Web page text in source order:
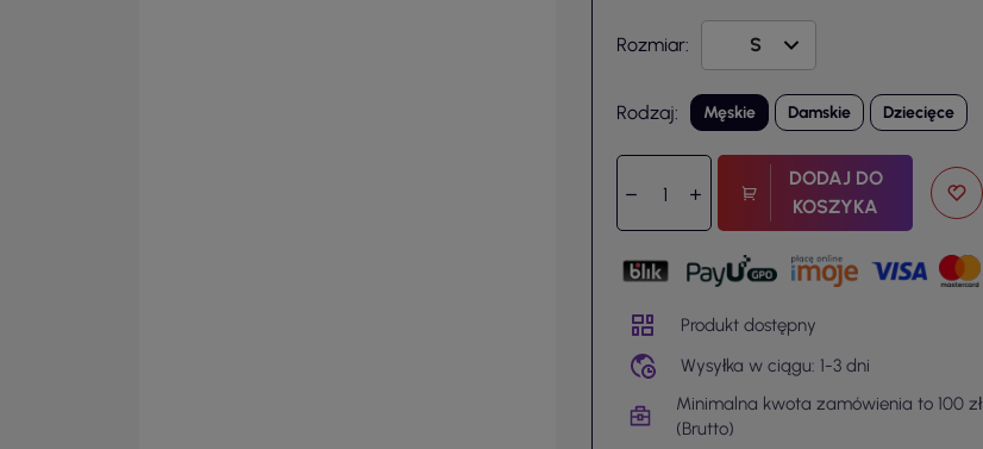
Rozmiar:
Rodzaj: Męskie Damskie Dziecięce
DODAJ DO
KOSZYKA
Produkt dostępny
Wysyłka w ciągu: 1-3 dni
Minimalna kwota zamówienia to 100 zł
(Brutto)